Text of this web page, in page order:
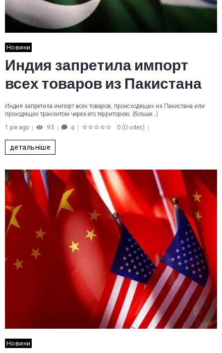
Новини
Индия запретила импорт
всех товаров из Пакистана
Индия запретила импорт всех товаров, происходящих из Пакистана или
проходящих транзитом через его территорию. (більше…)
1 рік ago
93 0 0 (0 votes)
детальніше
Новини